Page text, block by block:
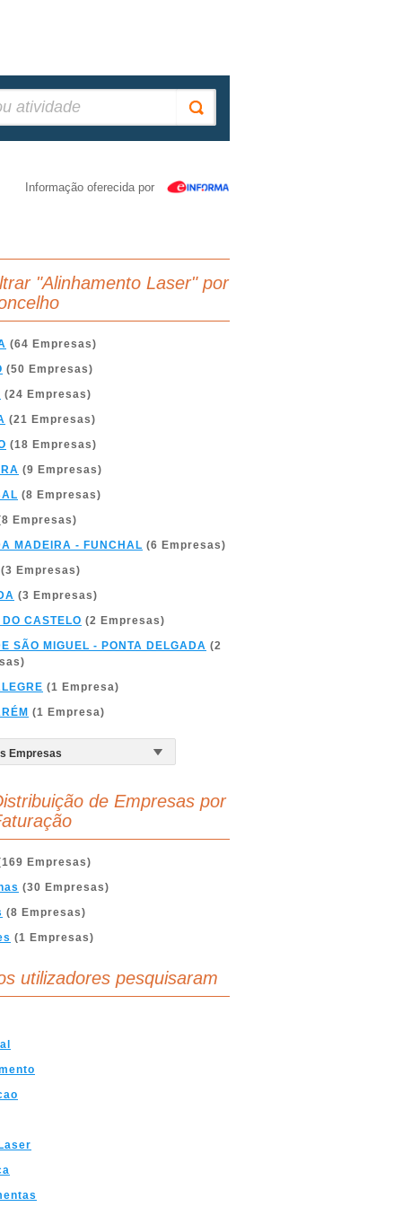
Informação oferecida por
"Alinhamento Laser" por
(64 Empresas)
(50 Empresas)
(24 Empresas)
(21 Empresas)
(18 Empresas)
(9 Empresas)
(8 Empresas)
Empresas)
MADEIRA - FUNCHAL (6 Empresas)
(3 Empresas)
(3 Empresas)
CASTELO (2 Empresas)
SÃO MIGUEL - PONTA DELGADA (2
(1 Empresa)
(1 Empresa)
de Empresas por
Empresas)
(30 Empresas)
(8 Empresas)
(1 Empresas)
utilizadores pesquisaram